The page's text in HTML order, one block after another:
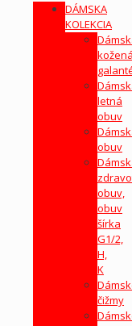
DÁMSKA
KOLEKCIA
kožená
letná
obuv
obuv
obuv,
obuv
šírka
G1/2,
H,
K
čižmy